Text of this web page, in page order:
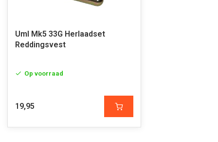
Uml Mk5 33G Herlaadset
Reddingsvest
Op voorraad
19,95